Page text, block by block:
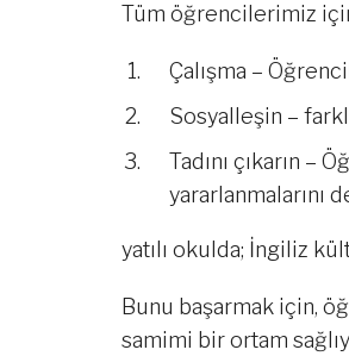
Tüm öğrencilerimiz
Çalışma –
Sosyalleşin –
Tadını çıkarın –
yararlanmalarını
yatılı okulda; İngiliz
Bunu başarmak için,
samimi bir ortam